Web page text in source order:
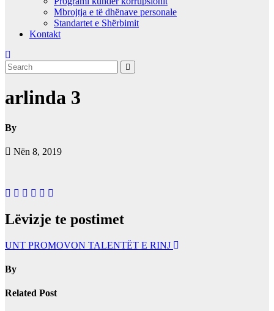
Mbrojtja e të dhënave personale
Standartet e Shërbimit
Kontakt
arlinda 3
By
Nën 8, 2019
Lëvizje te postimet
UNT PROMOVON TALENTËT E RINJ
By
Related Post